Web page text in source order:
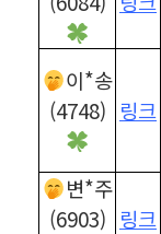
이*송
(4748) 링크
변*주
(6903) 링크